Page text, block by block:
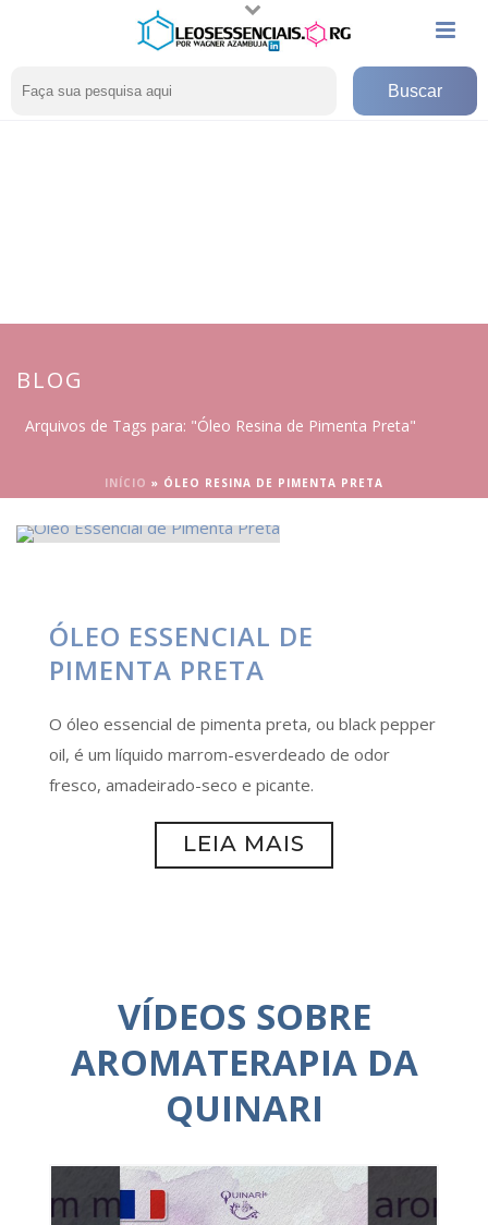
BLOG
Arquivos de Tags para: "Óleo Resina de Pimenta Preta"
INÍCIO » ÓLEO RESINA DE PIMENTA PRETA
ÓLEO ESSENCIAL DE
PIMENTA PRETA
O óleo essencial de pimenta preta, ou black pepper
oil, é um líquido marrom-esverdeado de odor
fresco, amadeirado-seco e picante.
LEIA MAIS
VÍDEOS SOBRE
AROMATERAPIA DA
QUINARI